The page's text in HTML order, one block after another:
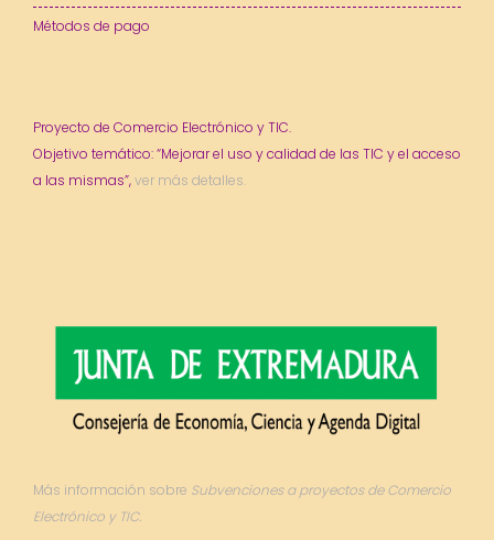
Métodos de pago
Proyecto de Comercio Electrónico y TIC.
Objetivo temático: “Mejorar el uso y calidad de las TIC y el acceso
a las mismas”,ver más detalles.
Más información sobre Subvenciones a proyectos de Comercio
Electrónico y TIC.